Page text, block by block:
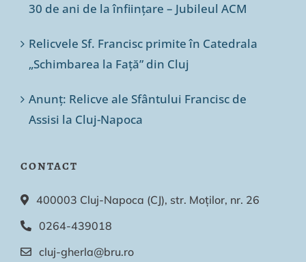
30 de ani de la înființare – Jubileul ACM
Relicvele Sf. Francisc primite în Catedrala
„Schimbarea la Față” din Cluj
Anunț: Relicve ale Sfântului Francisc de
Assisi la Cluj-Napoca
CONTACT
400003 Cluj-Napoca (CJ), str. Moților, nr. 26
0264-439018
cluj-gherla@bru.ro